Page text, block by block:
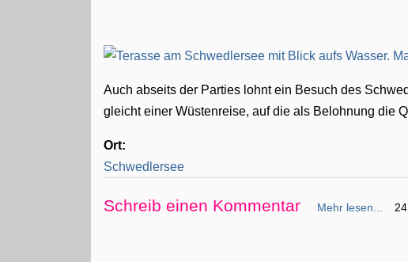
Auch abseits der Parties lohnt ein Besuch des
gleicht einer Wüstenreise, auf die als Belohnung die
Ort:
Schwedlersee
Schreib einen Kommentar Mehr lesen...